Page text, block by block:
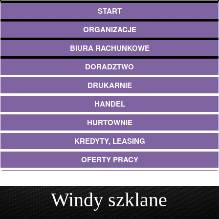
START
ORGANIZACJE
BIURA RACHUNKOWE
DORADZTWO
DRUKARNIE
HANDEL
HURTOWNIE
KREDYTY, LEASING
OFERTY PRACY
BANKI, PRZELEWY, WALUTY, KANTORY
USŁUGI BUDOWLANE
Windy szklane